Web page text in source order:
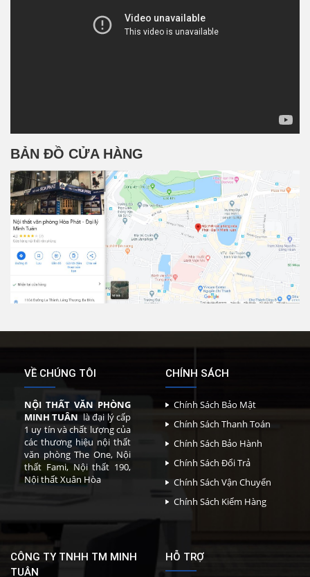
BẢN ĐỒ CỬA HÀNG
VỀ CHÚNG TÔI
NỘI THẤT VĂN PHÒNG
MINH TUÂN là đại lý cấp
1 uy tín và chất lượng của
các thương hiệu nội thất
văn phòng The One, Nội
thất Fami, Nội thất 190,
Nội thất Xuân Hòa
CHÍNH SÁCH
Chính Sách Bảo Mật
Chính Sách Thanh Toán
Chính Sách Bảo Hành
Chính Sách Đổi Trả
Chính Sách Vận Chuyển
Chính Sách Kiểm Hàng
CÔNG TY TNHH TM MINH
TUÂN
HỖ TRỢ